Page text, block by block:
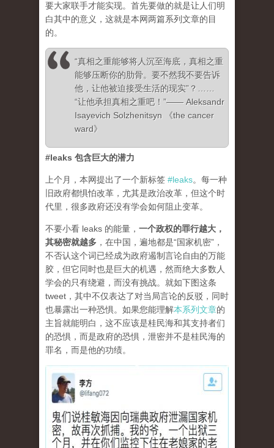
要大家联手才能实现。首先要做的就是让人们明
白其中的意义，这就是本网两篇系列文章的目
的。
“真相之重能够将人沉至海底，真相之重
能够压断你的肋骨。要不然我不要告诉
他，让他被迫接受生活的现实”？……
“让他承担真相之重吧！”—— Aleksandr
Isayevich Solzhenitsyn 《the cancer
ward》
#leaks 包含巨大的潜力
上个月，本网提出了一个新标签 #leaks。每一种
旧政府都惧怕改革，尤其是政治改革，但这个时
代里，很多政府还没有学会如何阻止变革。
不要小看 leaks 的能量， 一个政权的罪行越大，
其秘密就越多 ，在中国，遍地都是“国家机密”，
不否认这个词已经成为政府遏制言论自由的万能
胶，但它同时也是巨大的机遇，然而绝大多数人
学会的只有绕避，而没有挑战。就如下图这条
tweet，其中不仅表达了对当局言论的反驳，同时
也暴露出一种恐惧。如果您能理解本系列文章的
主旨就能明白，这不应该是桂民海和其支持者们
的恐惧，而是政府的恐惧，泄密并不是桂民海的
罪名，而是他的功绩。